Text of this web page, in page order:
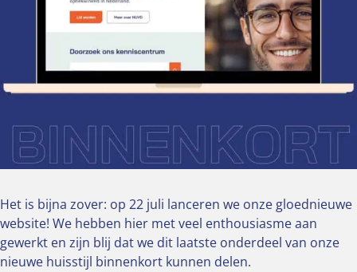
Het is bijna zover: op 22 juli lanceren we onze gloednieuwe
website! We hebben hier met veel enthousiasme aan
gewerkt en zijn blij dat we dit laatste onderdeel van onze
nieuwe huisstijl binnenkort kunnen delen.